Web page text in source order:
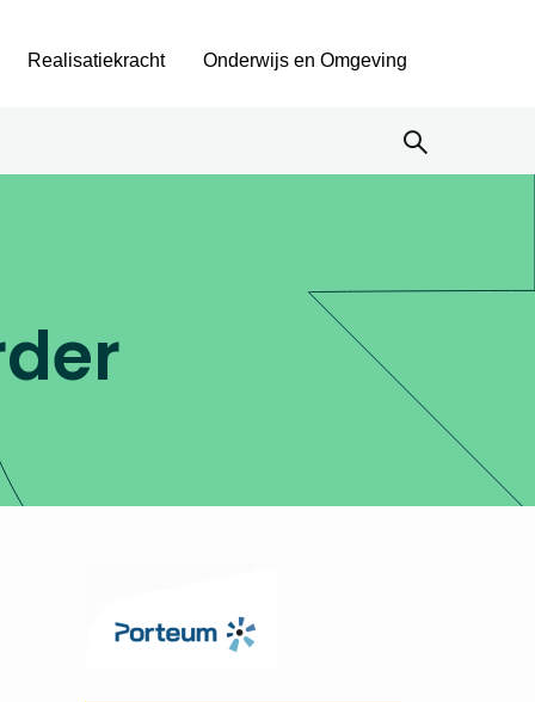
Realisatiekracht Onderwijs en Omgeving